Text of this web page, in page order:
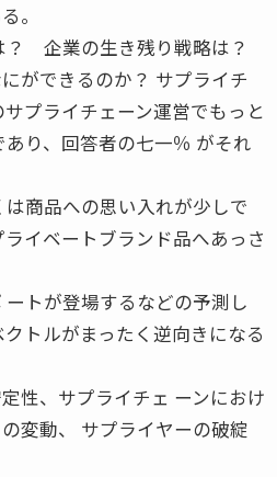
。
？ 企業の生き残り戦略は？
ができるのか？ サプライチ
プライチェーン運営でもっと
り、回答者の七一％ がそれ
商品への思い入れが少しで
イベートブランド品へあっさ
トが登場するなどの予測し
トルがまったく逆向きになる
性、サプライチェ ーンにおけ
変動、 サプライヤーの破綻